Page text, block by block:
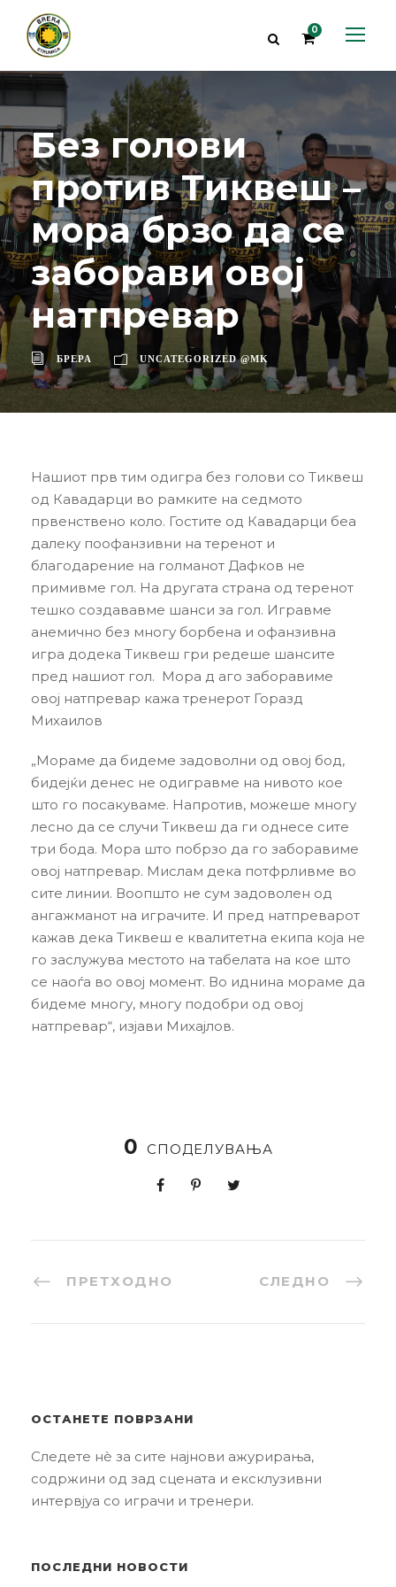
0
Без голови
против Тиквеш –
мора брзо да се
заборави овој
натпревар
БРЕРА UNCATEGORIZED @MK
Нашиот прв тим одигра без голови со Тиквеш
од Кавадарци во рамките на седмото
првенствено коло. Гостите од Кавадарци беа
далеку поофанзивни на теренот и
благодарение на голманот Дафков не
примивме гол. На другата страна од теренот
тешко создававме шанси за гол. Игравме
анемично без многу борбена и офанзивна
игра додека Тиквеш гри редеше шансите
пред нашиот гол. Мора д аго заборавиме
овој натпревар кажа тренерот Горазд
Михаилов
„Мораме да бидеме задоволни од овој бод,
бидејќи денес не одигравме на нивото кое
што го посакуваме. Напротив, можеше многу
лесно да се случи Тиквеш да ги однесе сите
три бода. Мора што побрзо да го заборавиме
овој натпревар. Мислам дека потфрливме во
сите линии. Воопшто не сум задоволен од
ангажманот на играчите. И пред натпреварот
кажав дека Тиквеш е квалитетна екипа која не
го заслужува местото на табелата на кое што
се наоѓа во овој момент. Во иднина мораме да
бидеме многу, многу подобри од овој
натпревар“, изјави Михајлов.
0 СПОДЕЛУВАЊА
ПРЕТХОДНО СЛЕДНО
ОСТАНЕТЕ ПОВРЗАНИ
Следете нè за сите најнови ажурирања,
содржини од зад сцената и ексклузивни
интервјуа со играчи и тренери.
ПОСЛЕДНИ НОВОСТИ